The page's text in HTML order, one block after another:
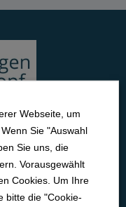
Webseite, um
Sie "Auswahl
Sie uns, die
Vorausgewählt
Cookies. Um Ihre
bitte die "Cookie-